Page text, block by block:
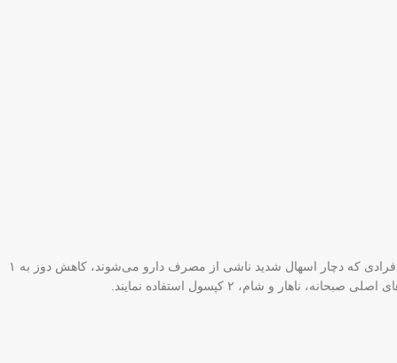
نحوه مصرف این کپسول با توجه به شرایط فردی متفاوت است. به طور معمول توصیه می‌شود نیم ساعت قبل از ناهار و شام، ۲ کپسول مصرف شود. برای افرادی که دچار اسهال شدید ناشی از مصرف دارو می‌شوند، کاهش دوز به ۱
و شام، ۲ کپسول استفاده نمایند.